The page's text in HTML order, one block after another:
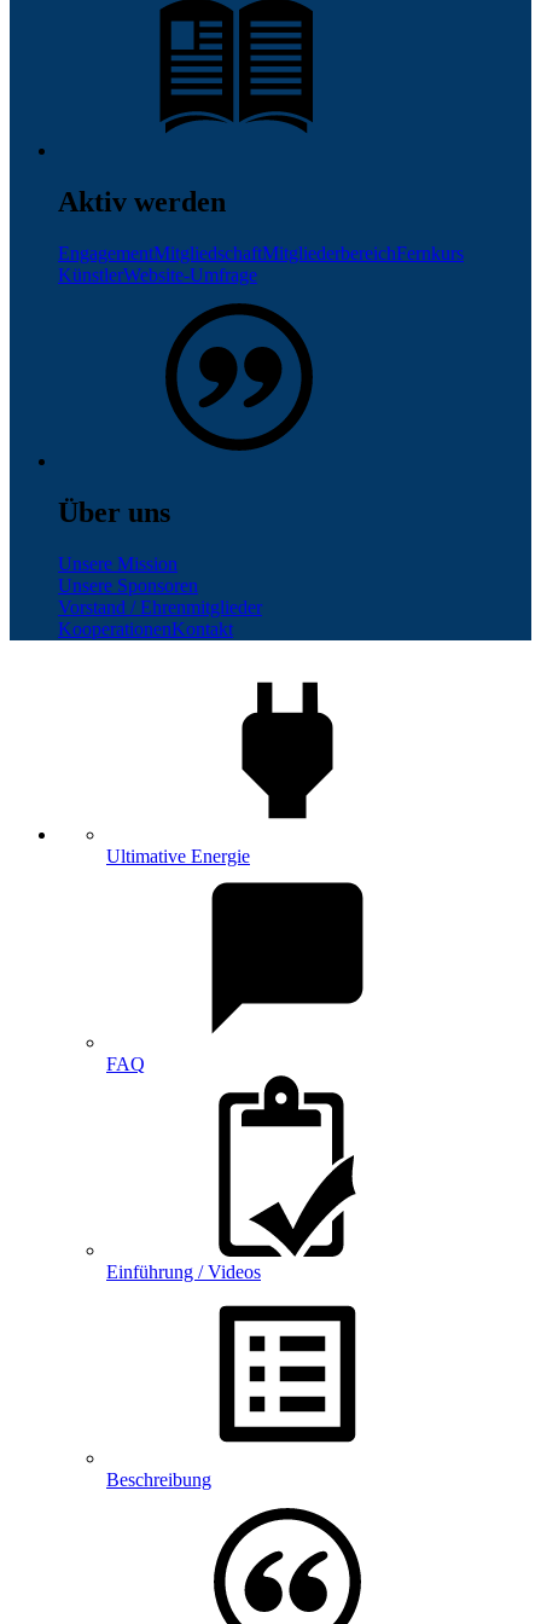
Aktiv werden
EngagementMitgliedschaftMitgliederbereichFernkurs
KünstlerWebsite-Umfrage
Über uns
Unsere Mission
Unsere Sponsoren
Vorstand / Ehrenmitglieder
KooperationenKontakt
Ultimative Energie
FAQ
Einführung / Videos
Beschreibung